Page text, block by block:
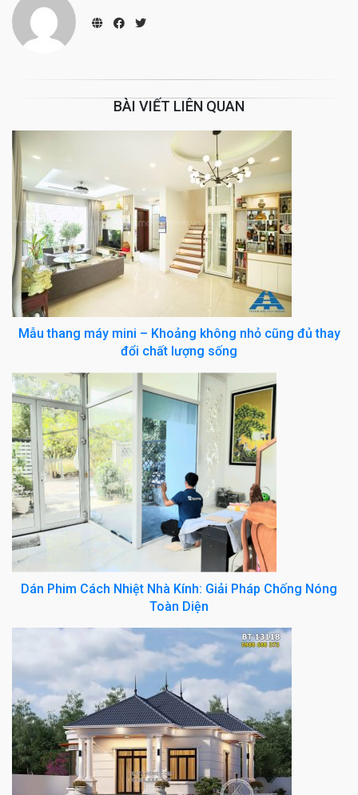
BÀI VIẾT LIÊN QUAN
Mẫu thang máy mini – Khoảng không nhỏ cũng đủ thay
đổi chất lượng sống
Dán Phim Cách Nhiệt Nhà Kính: Giải Pháp Chống Nóng
Toàn Diện